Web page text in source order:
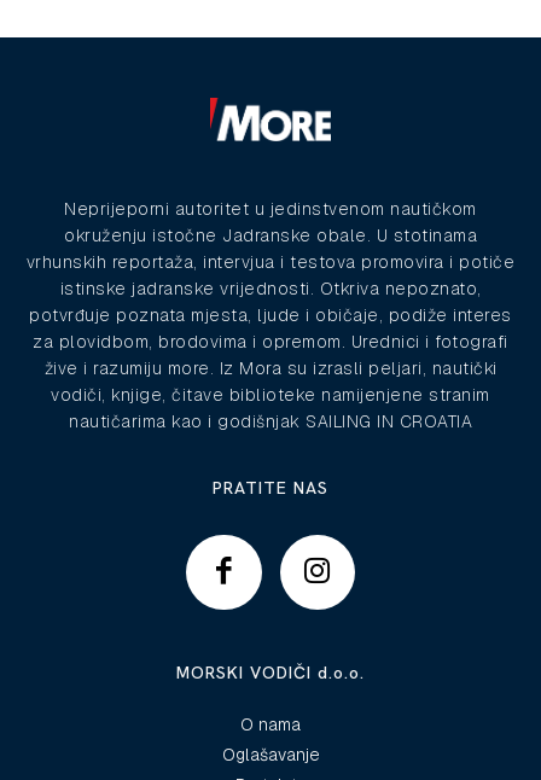
Neprijeporni autoritet u jedinstvenom nautičkom
okruženju istočne Jadranske obale. U stotinama
vrhunskih reportaža, intervjua i testova promovira i potiče
istinske jadranske vrijednosti. Otkriva nepoznato,
potvrđuje poznata mjesta, ljude i običaje, podiže interes
za plovidbom, brodovima i opremom. Urednici i fotografi
žive i razumiju more. Iz Mora su izrasli peljari, nautički
vodiči, knjige, čitave biblioteke namijenjene stranim
nautičarima kao i godišnjak SAILING IN CROATIA
PRATITE NAS
MORSKI VODIČI d.o.o.
O nama
Oglašavanje